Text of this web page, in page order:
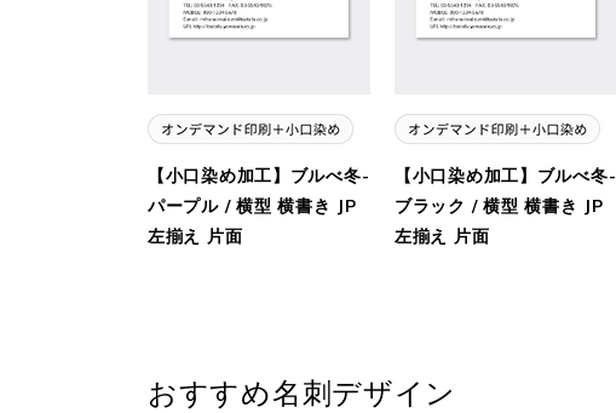
【小口染め加工】ブルべ冬-
パープル / 横型 横書き JP
左揃え 片面
【小口染め加工】ブルべ冬-
ブラック / 横型 横書き JP
左揃え 片面
おすすめ名刺デザイン